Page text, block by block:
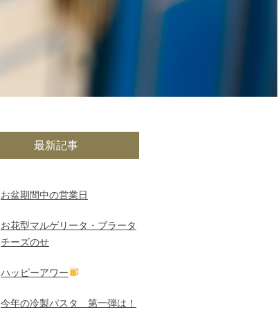
最新記事
お盆期間中の営業日
お花型マルゲリータ・ブラータ
チーズのせ
ハッピーアワー
今年の冷製パスタ 第一弾は！